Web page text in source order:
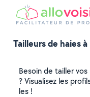
Tailleurs de haies
Besoin de tailler
? Visualisez les
les !